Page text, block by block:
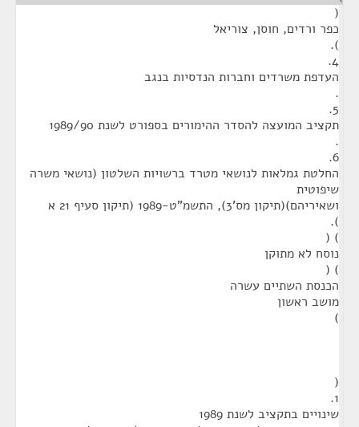
(
כפר ורדים, חוסן, צוריאל
).
4.
העדפת משרדים וחברות הנדסיות בנגב
.
5.
תקציב המועצה להסדר ההימורים בספורט לשנת 1989/90
.
6.
החלטת גמלאות לנושאי מטרד ברשויות השלטון (נושאי משרה
שיפוטית
ושאיריהם)(תיקון מס'3), התשמ"ט-1989 (תיקון סעיף 21 א
).
) (
נוסח לא מתוקן
) (
הכנסת השתיים עשרה
מושב ראשון
)
(
1.
שינויים בתקציב לשנת 1989